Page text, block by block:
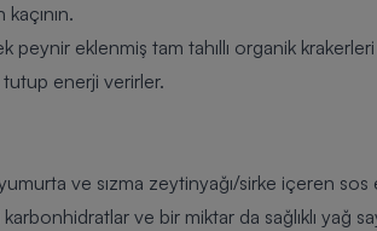
eklenmiş tam tahıllı organik
tutup enerji verirler.
ve sızma zeytinyağı/sirke içeren sos
ve bir miktar da sağlıklı yağ